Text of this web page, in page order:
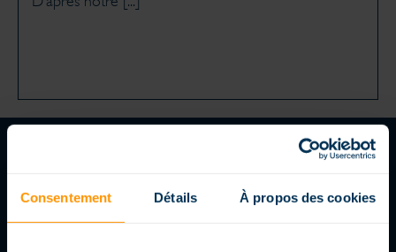
Consentement Détails À propos des cookies
SUIVEZ-NOUS